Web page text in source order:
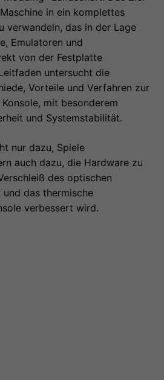
in ein komplettes
verwandeln, das in der Lage
Emulatoren und
von der Festplatte
untersucht die
Vorteile und Verfahren zur
mit besonderem
und Systemstabilität.
nur dazu, Spiele
auch dazu, die Hardware zu
des optischen
das thermische
verbessert wird.